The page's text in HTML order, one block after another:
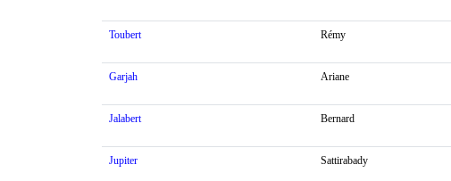
Toubert Rémy
Garjah Ariane
Jalabert Bernard
Jupiter Sattirabady